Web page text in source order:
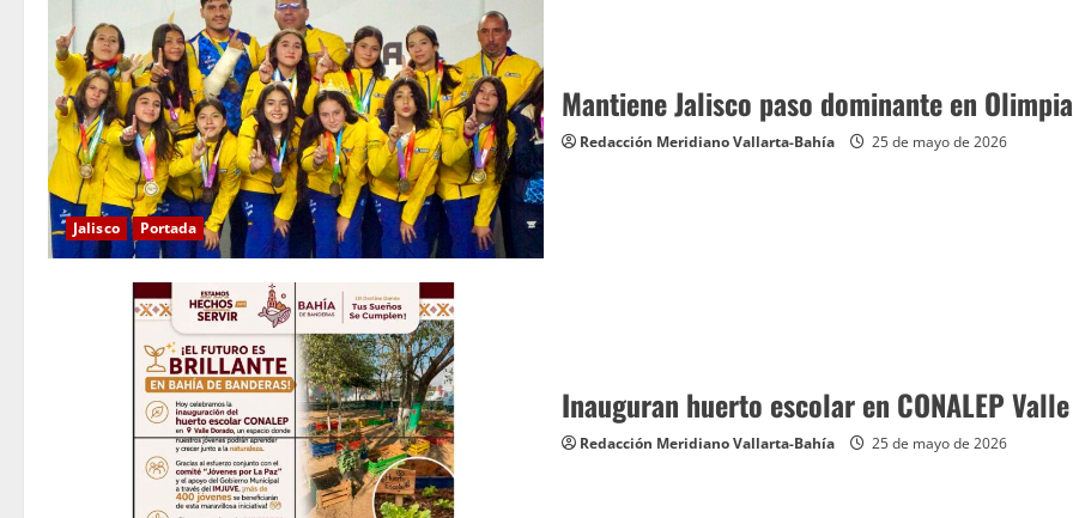
Jalisco Portada
Mantiene Jalisco paso dominante en
Redacción Meridiano Vallarta-Bahía 25 de mayo de 2026
Inauguran huerto escolar en CONALEP
Redacción Meridiano Vallarta-Bahía 25 de mayo de 2026